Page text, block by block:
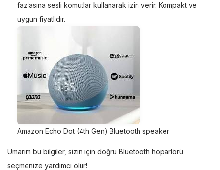
fazlasına sesli komutlar kullanarak izin verir. Kompakt ve
uygun fiyatlıdır.
Amazon Echo Dot (4th Gen) Bluetooth speaker
Umarım bu bilgiler, sizin için doğru Bluetooth hoparlörü
seçmenize yardımcı olur!